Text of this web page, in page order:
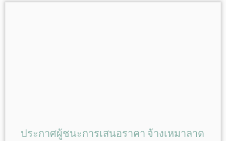
ประกาศผู้ชนะการเสนอราคา จ้างเหมาลาด